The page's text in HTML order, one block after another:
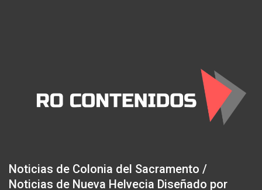
Noticias de Colonia del Sacramento /
Noticias de Nueva Helvecia Diseñado por